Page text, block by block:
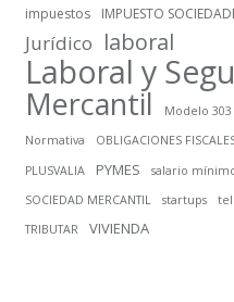
impuestos
IMPUESTO
Jurídico laboral
Laboral y
Mercantil Modelo 303
Normativa
OBLIGACIONES
PLUSVALIA
PYMES salario
SOCIEDAD MERCANTIL startups
TRIBUTAR
VIVIENDA